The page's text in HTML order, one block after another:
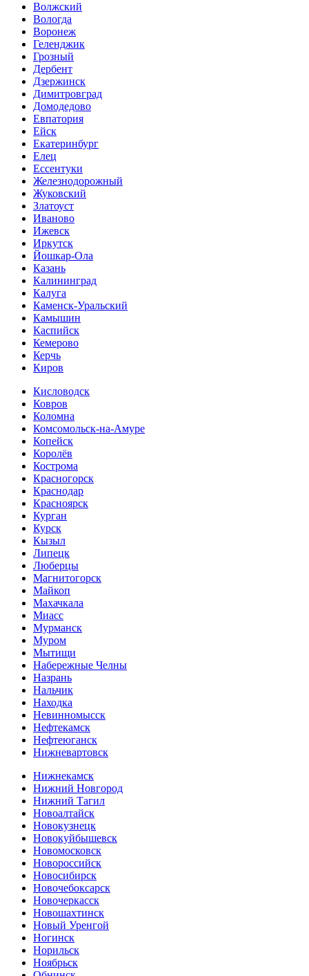
Волжский
Вологда
Воронеж
Геленджик
Грозный
Дербент
Дзержинск
Димитровград
Домодедово
Евпатория
Ейск
Екатеринбург
Елец
Ессентуки
Железнодорожный
Жуковский
Златоуст
Иваново
Ижевск
Иркутск
Йошкар-Ола
Казань
Калининград
Калуга
Каменск-Уральский
Камышин
Каспийск
Кемерово
Керчь
Киров
Кисловодск
Ковров
Коломна
Комсомольск-на-Амуре
Копейск
Королёв
Кострома
Красногорск
Краснодар
Красноярск
Курган
Курск
Кызыл
Липецк
Люберцы
Магнитогорск
Майкоп
Махачкала
Миасс
Мурманск
Муром
Мытищи
Набережные Челны
Назрань
Нальчик
Находка
Невинномысск
Нефтекамск
Нефтеюганск
Нижневартовск
Нижнекамск
Нижний Новгород
Нижний Тагил
Новоалтайск
Новокузнецк
Новокуйбышевск
Новомосковск
Новороссийск
Новосибирск
Новочебоксарск
Новочеркасск
Новошахтинск
Новый Уренгой
Ногинск
Норильск
Ноябрьск